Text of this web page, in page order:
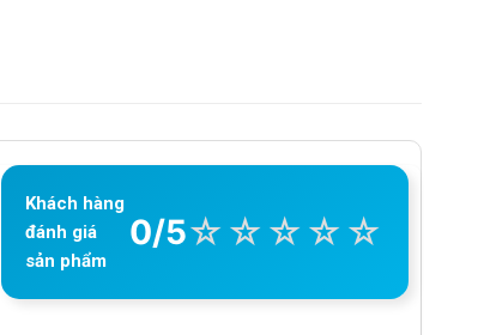
Khách hàng
đánh giá
sản phẩm
0/5☆ ☆ ☆ ☆ ☆